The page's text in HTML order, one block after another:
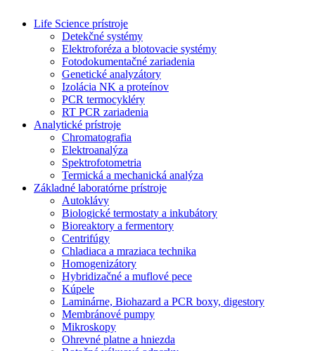
Life Science prístroje
Detekčné systémy
Elektroforéza a blotovacie systémy
Fotodokumentačné zariadenia
Genetické analyzátory
Izolácia NK a proteínov
PCR termocykléry
RT PCR zariadenia
Analytické prístroje
Chromatografia
Elektroanalýza
Spektrofotometria
Termická a mechanická analýza
Základné laboratórne prístroje
Autoklávy
Biologické termostaty a inkubátory
Bioreaktory a fermentory
Centrifúgy
Chladiaca a mraziaca technika
Homogenizátory
Hybridizačné a muflové pece
Kúpele
Laminárne, Biohazard a PCR boxy, digestory
Membránové pumpy
Mikroskopy
Ohrevné platne a hniezda